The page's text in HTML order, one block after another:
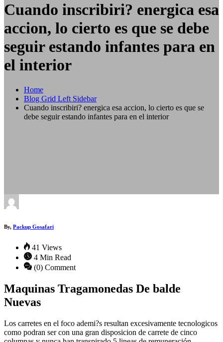
Cuando inscribiri? energica esa
accion, lo cierto es que se debe
seguir estando infantes para en
el interior
Home
Blog Grid Left Sidebar
Cuando inscribiri? energica esa accion, lo cierto es que se
debe seguir estando infantes para en el interior
By, Packup Gosafari
41 Views
4 Min Read
(0) Comment
Maquinas Tragamonedas De balde
Nuevas
Los carretes en el foco ademi?s resultan excesivamente tecnologicos
como podran ser con una gran disposicion de carrete de cinco